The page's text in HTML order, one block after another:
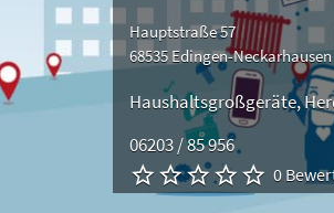
Hauptstraße 57
68535 Edingen-Neckarhausen
Haushaltsgroßgeräte
06203 / 85 956
0